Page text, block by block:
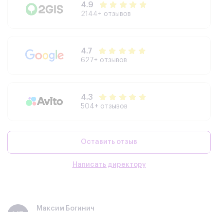
4.9
2144+ отзывов
4.7
627+ отзывов
4.3
504+ отзывов
Оставить отзыв
Написать директору
Максим Богинич